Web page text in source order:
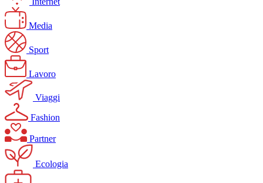
Media
Sport
Lavoro
Viaggi
Fashion
Partner
Ecologia